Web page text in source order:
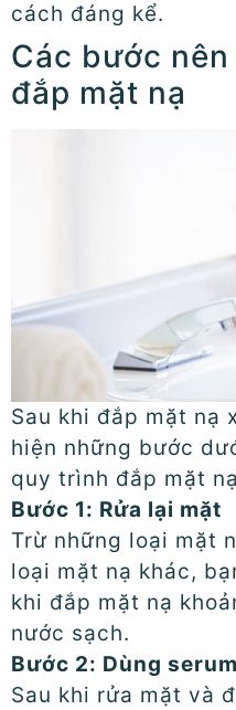
cách đáng kể.
Các bước
đắp mặt nạ
Sau khi đắp mặt nạ
hiện những bước
quy trình đắp mặt
Bước 1: Rửa lại mặt
Trừ những loại mặt
loại mặt nạ khác,
khi đắp mặt nạ
nước sạch.
Bước 2: Dùng serum
Sau khi rửa mặt và